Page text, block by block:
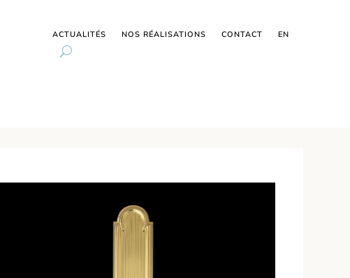
ACTUALITÉS NOS RÉALISATIONS CONTACT EN